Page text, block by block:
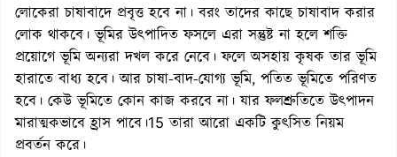
লোকেরা চাষাবাদে প্রবৃত্ত হবে না। বরং তাদের কাছে চাষাবাদ করার
লোক থাকবে। ভূমির উৎপাদিত ফসলে এরা সন্তুষ্ট না হলে শক্তি
প্রয়োগে ভূমি অন্যরা দখল করে নেবে। ফলে অসহায় কৃষক তার ভূমি
হারাতে বাধ্য হবে। আর চাষা-বাদ-যোগ্য ভূমি, পতিত ভূমিতে পরিণত
হবে। কেউ ভূমিতে কোন কাজ করবে না। যার ফলশ্রুতিতে উৎপাদন
মারাত্মকভাবে হ্রাস পাবে।15 তারা আরো একটি কুৎসিত নিয়ম
প্রবর্তন করে।